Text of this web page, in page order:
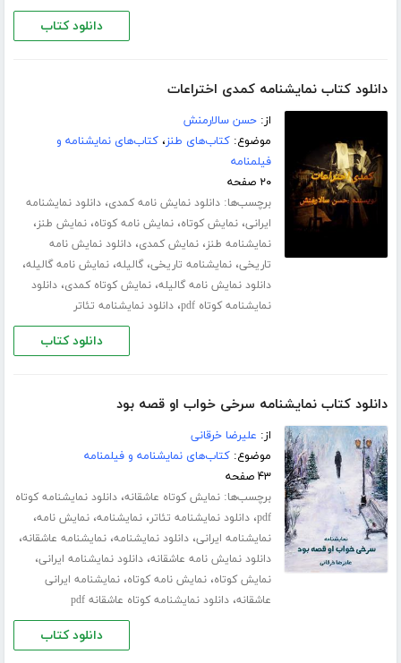
دانلود کتاب
دانلود کتاب نمایشنامه کمدی اختراعات
از:حسن سالارمنش
موضوع:کتاب‌های طنز،کتاب‌های نمایشنامه و
فیلمنامه
۲۰ صفحه
برچسب‌ها:دانلود نمایش نامه کمدی،دانلود نمایشنامه
ایرانی،نمایش کوتاه،نمایش نامه کوتاه،نمایش طنز،
نمایشنامه طنز،نمایش کمدی،دانلود نمایش نامه
تاریخی،نمایشنامه تاریخی،گالیله،نمایش نامه گالیله،
دانلود نمایش نامه گالیله،نمایش کوتاه کمدی،دانلود
نمایشنامه کوتاه pdf
،دانلود نمایشنامه تئاتر
دانلود کتاب
دانلود کتاب نمایشنامه سرخی خواب او قصه بود
از: علیرضا خرقانی
موضوع:کتاب‌های نمایشنامه و فیلمنامه
۴۳ صفحه
برچسب‌ها:نمایش کوتاه عاشقانه،دانلود نمایشنامه کوتاه
pdf،دانلود نمایشنامه تئاتر،نمایشنامه،نمایش نامه،
نمایشنامه ایرانی،دانلود نمایشنامه،نمایشنامه عاشقانه،
دانلود نمایش نامه عاشقانه،دانلود نمایشنامه ایرانی،
نمایش کوتاه،نمایش نامه کوتاه،نمایشنامه ایرانی
عاشقانه،دانلود نمایشنامه کوتاه عاشقانه pdf
دانلود کتاب